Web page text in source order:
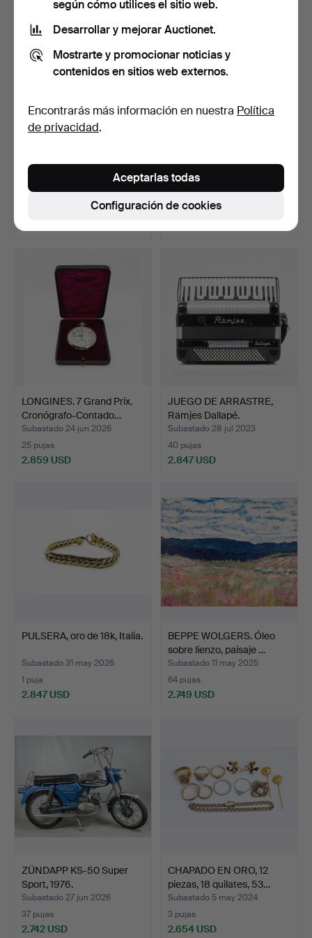
RELOJ DE PULSERA,
Rolex, Oyster Perpetual,…
Subastado 16 mar 2024
Collar de oro de 18 quilates.
Subastado 26 dic 2025
10 pujas
LONGINES. 7 Grand Prix.
Cronógrafo-Contado…
Subastado 24 jun 2026
25 pujas
2.859 USD
JUEGO DE ARRASTRE,
Rämjes Dallapé.
Subastado 28 jul 2023
40 pujas
2.847 USD
PULSERA, oro de 18k, Italia.
Subastado 31 may 2026
1 puja
2.847 USD
BEPPE WOLGERS. Óleo
sobre lienzo, paisaje …
Subastado 11 may 2025
64 pujas
2.749 USD
ZÜNDAPP KS-50 Super
Sport, 1976.
Subastado 27 jun 2026
37 pujas
2.742 USD
CHAPADO EN ORO, 12
piezas, 18 quilates, 53…
Subastado 5 may 2024
3 pujas
2.654 USD
según cómo utilices el sitio web.
Desarrollar y mejorar Auctionet.
Mostrarte y promocionar noticias y
contenidos en sitios web externos.
Encontrarás más información en nuestra Política
de privacidad.
Configuración de cookies
Aceptarlas todas